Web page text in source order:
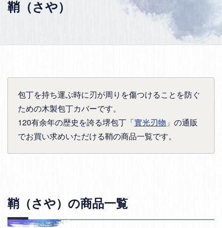
鞘（さや）
包丁を持ち運ぶ時に刃が周りを傷つけることを防ぐ
ための木製包丁カバーです。
120有余年の歴史を誇る堺包丁「實光刃物 」の通販
でお買い求めいただける鞘の商品一覧です。
鞘（さや）の商品一覧